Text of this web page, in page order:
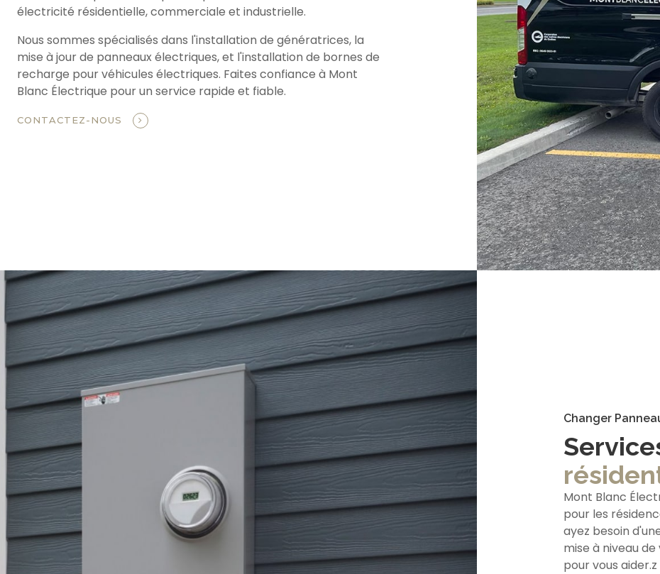
électricité résidentielle, commerciale et industrielle.
Nous sommes spécialisés dans l'installation de génératrices, la
mise à jour de panneaux électriques, et l'installation de bornes de
recharge pour véhicules électriques. Faites confiance à Mont
Blanc Électrique pour un service rapide et fiable.
CONTACTEZ-NOUS
Changer
Mont Blanc
pour les
ayez besoin
mise à niveau
pour vous aider.z